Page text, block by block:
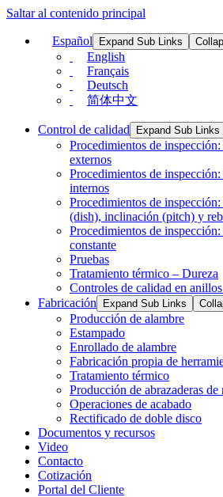
Saltar al contenido principal
Español Expand Sub Links
English
Français
Deutsch
简体中文
Control de calidad Expand Sub Links
Procedimientos de
externos
Procedimientos de
internos
Procedimientos de
(dish), inclinación (pitch) y
Procedimientos de
constante
Pruebas
Tratamiento térmico – Dureza
Controles de calidad en
Fabricación
Expand Sub Links
Producción de alambre
Estampado
Enrollado de alambre
Fabricación propia de
Tratamiento térmico
Producción de abrazaderas de
Operaciones de acabado
Rectificado de doble disco
Documentos y recursos
Video
Contacto
Cotización
Portal del Cliente